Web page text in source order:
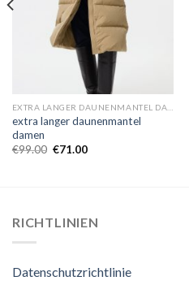
extra langer daunenmantel
damen
€99.00 €71.00
RICHTLINIEN
Datenschutzrichtlinie